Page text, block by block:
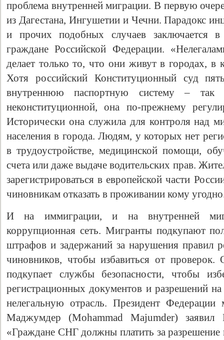
проблема внутренней миграции. В первую
из Дагестана, Ингушетии и Чечни. Парадокс
и прочих подобных случаев заключается
граждане Российской Федерации.
делает только то, что они живут в городах, в
Хотя российский Конституционный суд
внутреннюю паспортную систему – так
неконституционной, она по-прежнему
Исторически она служила для контроля над
населения в города. Людям, у которых нет
в трудоустройстве, медицинской помощи,
счета или даже выдаче водительских прав.
зарегистрироваться в европейской части
чиновникам отказать в проживании кому
И на иммиграции, и на внутренней
коррупционная сеть. Мигранты подкупают
штрафов и задержаний за нарушения правил
чиновников, чтобы избавиться от проверок.
подкупает службы безопасности, чтобы
регистрационных документов и разрешений
нелегальную отрасль. Президент
Маджумдер (Mohammad Majumder) заявил
«Граждане СНГ должны платить за разрешение
Свидетельство